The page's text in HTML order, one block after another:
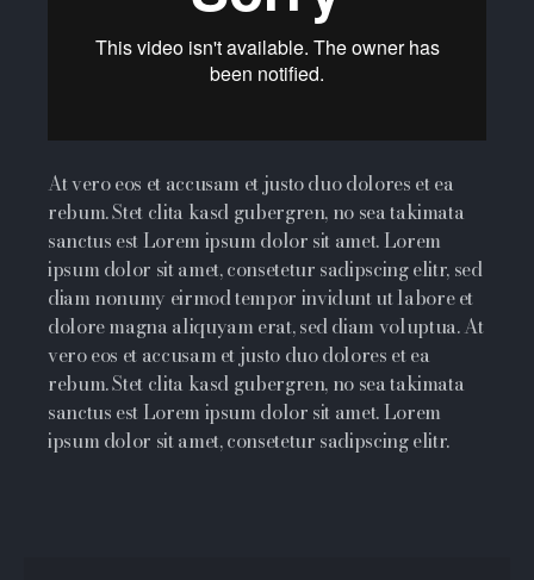
At vero eos et accusam et justo duo dolores et ea
rebum. Stet clita kasd gubergren, no sea takimata
sanctus est Lorem ipsum dolor sit amet. Lorem
ipsum dolor sit amet, consetetur sadipscing elitr, sed
diam nonumy eirmod tempor invidunt ut labore et
dolore magna aliquyam erat, sed diam voluptua. At
vero eos et accusam et justo duo dolores et ea
rebum. Stet clita kasd gubergren, no sea takimata
sanctus est Lorem ipsum dolor sit amet. Lorem
ipsum dolor sit amet, consetetur sadipscing elitr.